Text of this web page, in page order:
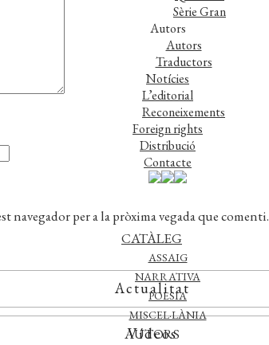
Sèrie Gran
Autors
Autors
Traductors
Notícies
L’editorial
Reconeixements
Foreign rights
Distribució
Contacte
CATÀLEG
ASSAIG
NARRATIVA
POESIA
MISCEL·LÀNIA
AUTORS
navegador per a la pròxima vegada que comenti.
Actualitat
Vídeos